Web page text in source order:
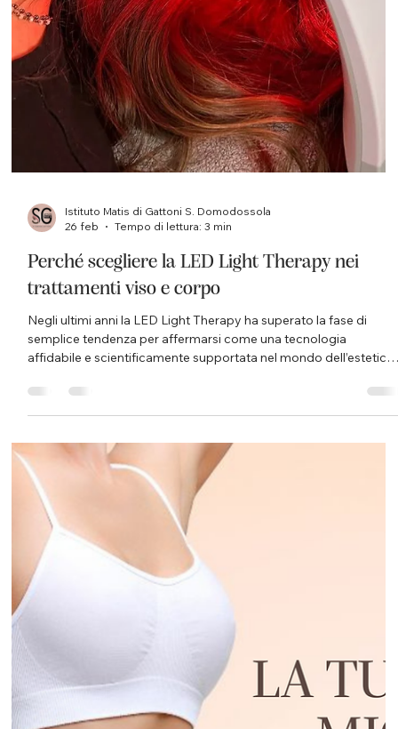
Istituto Matis di Gattoni S. Domodossola
Tempo di lettura: 3 min
Perché scegliere la LED Light Therapy nei
trattamenti viso e corpo
Negli ultimi anni la LED Light Therapy ha superato la fase di
semplice tendenza per affermarsi come una tecnologia
trattamenti viso e corpo, capace di migliorare la qualità della
pelle in modo non invasivo e progressivo. All’ Istituto Matis
Domodossola di Simona Gattoni , la luce LED viene utilizzata
come parte integrante di percorsi personalizzati,